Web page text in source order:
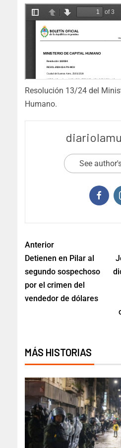
Resolución 13/24 del
Humano.
See
Anterior
Detienen en Pilar al
segundo sospechoso
por el crimen del
vendedor de dólares
MÁS HISTORIAS